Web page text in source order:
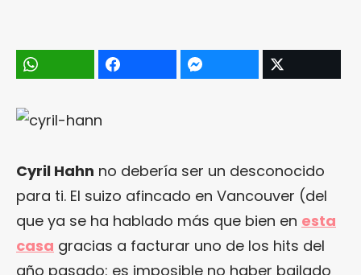
Cyril Hahn no debería ser un desconocido
para ti. El suizo afincado en Vancouver (del
que ya se ha hablado más que bien en esta
casa gracias a facturar uno de los hits del
año pasado: es imposible no haber bailado